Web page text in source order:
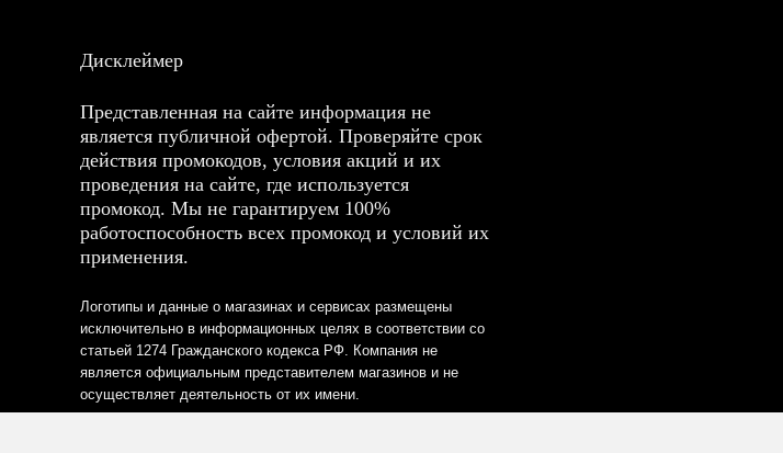
Дисклеймер
Представленная на сайте информация не
является публичной офертой. Проверяйте срок
действия промокодов, условия акций и их
проведения на сайте, где используется
промокод. Мы не гарантируем 100%
работоспособность всех промокод и условий их
применения.
Логотипы и данные о магазинах и сервисах размещены
исключительно в информационных целях в соответствии со
статьей 1274 Гражданского кодекса РФ. Компания не
является официальным представителем магазинов и не
осуществляет деятельность от их имени.